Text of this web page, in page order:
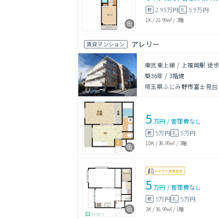
敷 2.95万円 礼 5.9万円
1K / 21.99㎡ / 3階
賃貸マンション アレリー
東武東上線 / 上福岡駅 徒
築36年 / 3階建
埼玉県ふじみ野市富士見台
5 万円 /管理費なし
敷 5万円礼 5万円
1DK /36.99㎡ /3階
5 万円 /管理費なし
敷 5万円礼 5万円
2K /36.99㎡ / 1階